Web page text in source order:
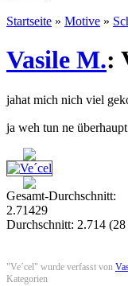
Startseite » Motive »
Vasile M.:
jahat mich nich viel
ja weh tun ne
Gesamt-Durchschnitt:
2.71429
Durchschnitt: 2.714 (28
"Ve´cel" wurde verfasst von
Kategorien